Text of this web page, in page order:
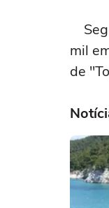
mil
de